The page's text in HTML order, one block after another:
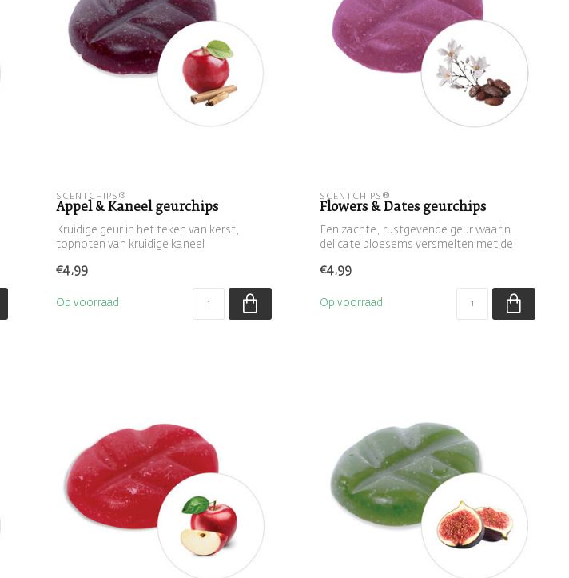
SCENTCHIPS®
Appel & Kaneel geurchips
Kruidige geur in het teken van kerst,
topnoten van kruidige kaneel
€4,99
Op voorraad
SCENTCHIPS®
Flowers & Dates geurchips
Een zachte, rustgevende geur waarin
delicate bloesems versmelten met de
€4,99
Op voorraad